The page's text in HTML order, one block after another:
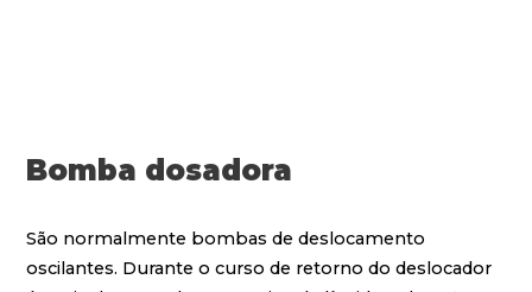
Bomba dosadora
São normalmente bombas de deslocamento
oscilantes. Durante o curso de retorno do deslocador